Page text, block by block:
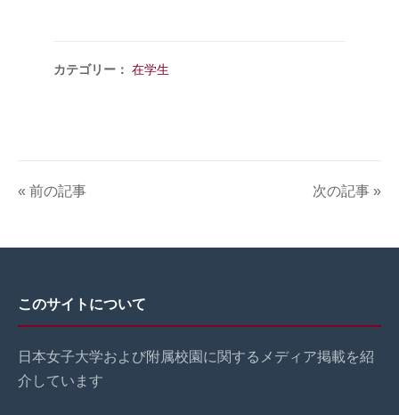
カテゴリー： 在学生
« 前の記事 次の記事 »
このサイトについて
日本女子大学および附属校園に関するメディア掲載を紹
介しています